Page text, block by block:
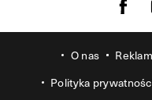
Visit us
O nas
Polityka